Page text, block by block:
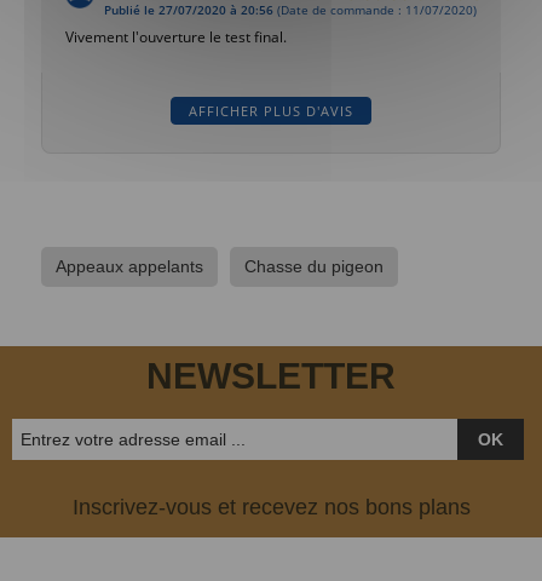
Publié le 27/07/2020 à 20:56 (Date de commande : 11/07/2020)
Vivement l'ouverture le test final.
AFFICHER PLUS D'AVIS
Appeaux appelants Chasse du pigeon
NEWSLETTER
OK
Inscrivez-vous et recevez nos bons plans